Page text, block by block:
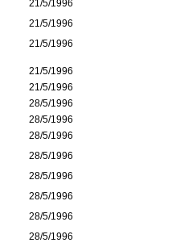
21/5/1996
21/5/1996
21/5/1996
21/5/1996
21/5/1996
28/5/1996
28/5/1996
28/5/1996
28/5/1996
28/5/1996
28/5/1996
28/5/1996
28/5/1996